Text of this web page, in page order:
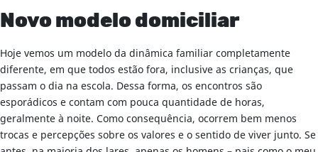
Novo modelo domiciliar
Hoje vemos um modelo da dinâmica familiar completamente
diferente, em que todos estão fora, inclusive as crianças, que
passam o dia na escola. Dessa forma, os encontros são
esporádicos e contam com pouca quantidade de horas,
geralmente à noite. Como consequência, ocorrem bem menos
trocas e percepções sobre os valores e o sentido de viver junto. Se